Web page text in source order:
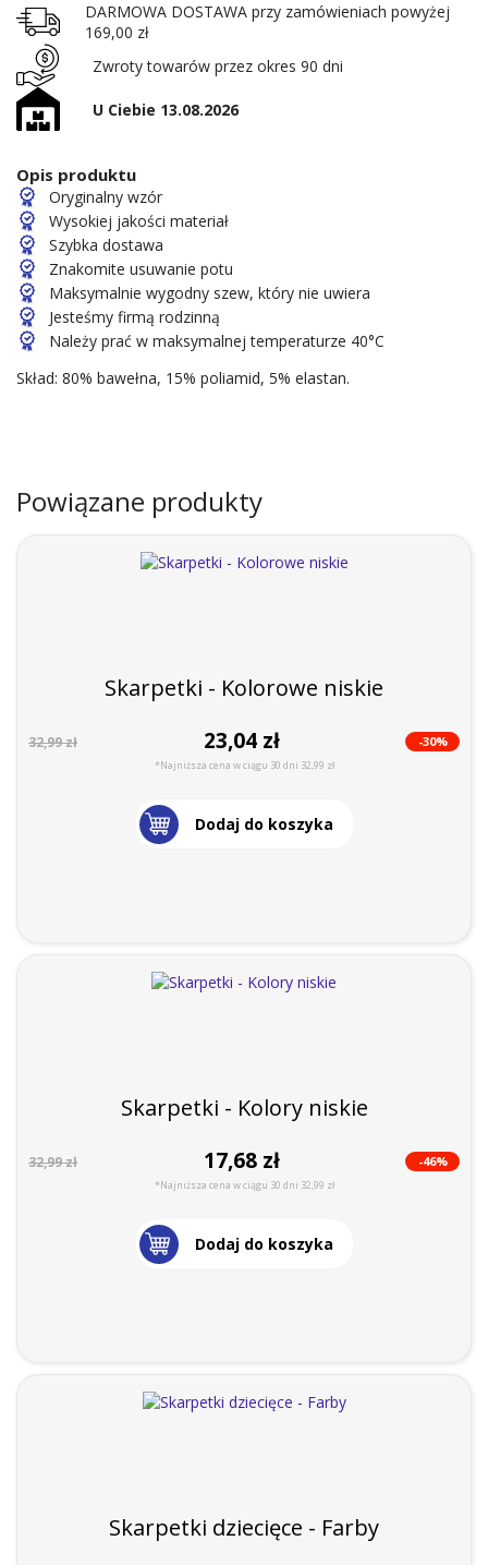
DARMOWA DOSTAWA przy zamówieniach powyżej
169,00 zł
Zwroty towarów przez okres 90 dni
U Ciebie 13.08.2026
Opis produktu
Oryginalny wzór
Wysokiej jakości materiał
Szybka dostawa
Znakomite usuwanie potu
Maksymalnie wygodny szew, który nie uwiera
Jesteśmy firmą rodzinną
Należy prać w maksymalnej temperaturze 40°C
Skład: 80% bawełna, 15% poliamid, 5% elastan.
Powiązane produkty
Skarpetki - Kolorowe niskie
32,99 zł 23,04 zł -30%
*Najniższa cena w ciągu 30 dni 32,99 zł
Dodaj do koszyka
Skarpetki - Kolory niskie
32,99 zł 17,68 zł -46%
*Najniższa cena w ciągu 30 dni 32,99 zł
Dodaj do koszyka
Skarpetki dziecięce - Farby